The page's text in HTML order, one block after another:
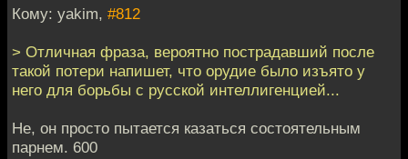
Кому: yakim, #812
> Отличная фраза, вероятно пострадавший после
такой потери напишет, что орудие было изъято у
него для борьбы с русской интеллигенцией...
Не, он просто пытается казаться состоятельным
парнем. 600